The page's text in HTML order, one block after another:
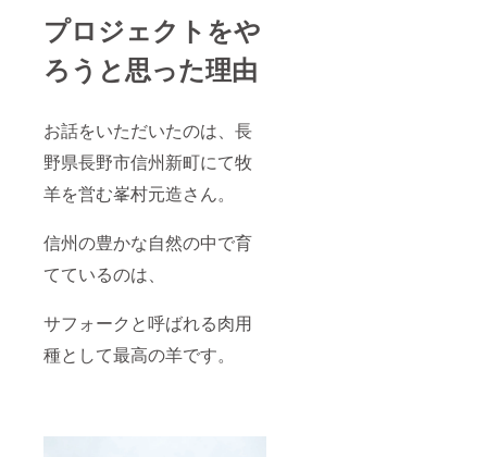
プロジェクトをや
ろうと思った理由
お話をいただいたのは、長
野県長野市信州新町にて牧
羊を営む峯村元造さん。
信州の豊かな自然の中で育
てているのは、
サフォークと呼ばれる肉用
種として最高の羊です。